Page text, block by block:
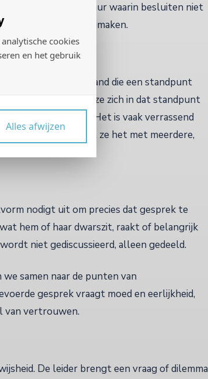
cookies
en het gebruik
Alles afwijzen
ontstaat een cultuur waarin besluiten niet
juist energie vrijmaken.
in beweging. Iemand die een standpunt
bij hem of haar als ze zich in dat standpunt
in het team. Het is vaak verrassend
ontdekken dat ze het met meerdere,
nodigt uit om precies dat gesprek te
hem of haar dwarszit, raakt of belangrijk
niet gediscussieerd, alleen gedeeld.
samen naar de punten van
gesprek vraagt moed en eerlijkheid,
van vertrouwen.
De leider brengt een vraag of dilemma